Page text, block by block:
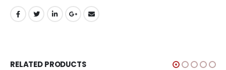
RELATED PRODUCTS